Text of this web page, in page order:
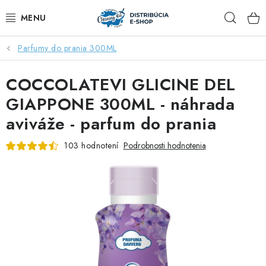
na
ZĽAVY AŽ DO -40%
COCCOLATEVI®️🇮🇹💙
🌷DEO DUE®️🩷🇮🇹
SAPONE DI TOSCANA®️🇮🇹🌸
Parfumy do prania 300ML
COCCOLATEVI GLICINE DEL
GIAPPONE 300ML - náhrada
aviváže - parfum do prania
103 hodnotení Podrobnosti hodnotenia